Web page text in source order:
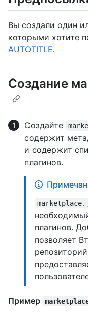
Вы создали один
которыми хотите
AUTOTITLE.
Создание
Создайте
содержит
и содержит
плагинов.
плагинов.
позволяет
Пример